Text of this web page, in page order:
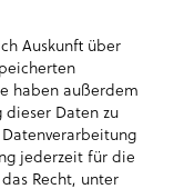
Auskunft über
haben außerdem
Daten zu
jederzeit für die
Recht, unter